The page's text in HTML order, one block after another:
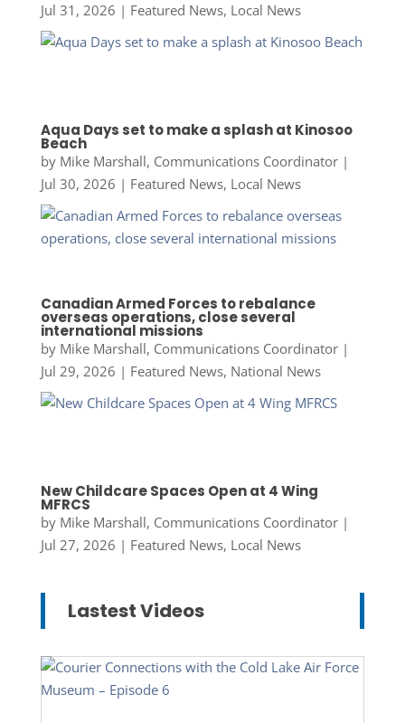
Jul 31, 2026 | Featured News, Local News
Aqua Days set to make a splash at Kinosoo
Beach
by Mike Marshall, Communications Coordinator|
Jul 30, 2026 | Featured News, Local News
Canadian Armed Forces to rebalance
overseas operations, close several
international missions
by Mike Marshall, Communications Coordinator|
Jul 29, 2026 | Featured News, National News
New Childcare Spaces Open at 4 Wing
MFRCS
by Mike Marshall, Communications Coordinator|
Jul 27, 2026 | Featured News, Local News
Lastest Videos